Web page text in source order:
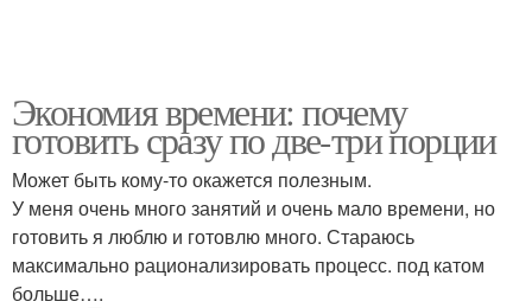
Экономия времени: почему
готовить сразу по две-три порции
Может быть кому-то окажется полезным.
У меня очень много занятий и очень мало времени, но
готовить я люблю и готовлю много. Стараюсь
максимально рационализировать процесс. под катом
больше….